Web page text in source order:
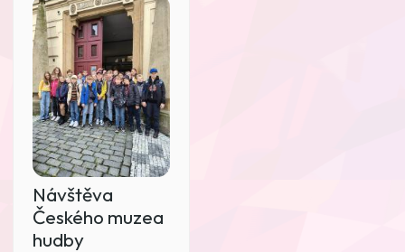
Návštěva
Českého muzea
hudby